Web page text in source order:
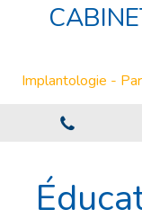
Implantologie -